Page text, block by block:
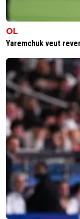
Enfin un peu
0
kress93-
Surtout
0+
OL
Yaremchuk veut